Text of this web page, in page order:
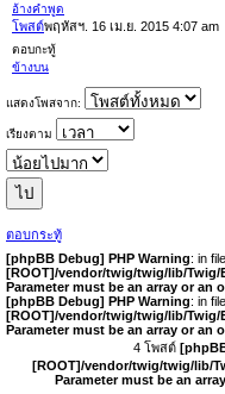
อ้างคำพูด
โพสต์พฤหัสฯ. 16 เม.ย. 2015 4:07 am
ตอบกะทู้
ข้างบน
แสดงโพสจาก:
เรียงตาม
ตอบกระทู้
[phpBB Debug] PHP Warning: in file
[ROOT]/vendor/twig/twig/lib/Twig/
Parameter must be an array or an
[phpBB Debug] PHP Warning: in file
[ROOT]/vendor/twig/twig/lib/Twig/
Parameter must be an array or an
4 โพสต์
[ROOT]/vendor/twig/twig/lib/
Parameter must be an